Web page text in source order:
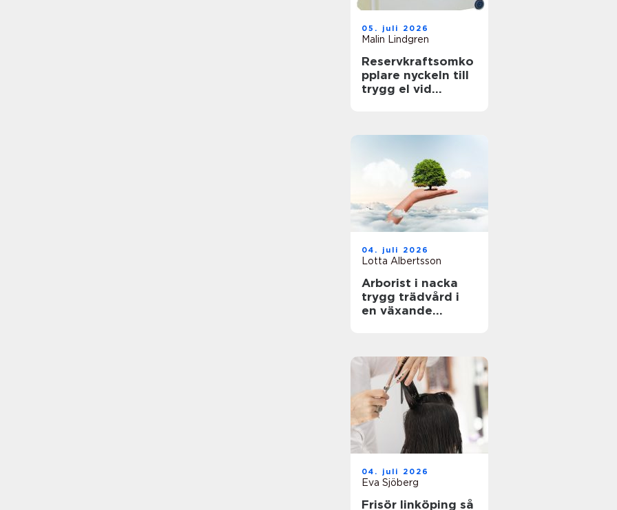
05. juli 2026
Malin Lindgren
Reservkraftsomko
pplare nyckeln till
trygg el vid
04. juli 2026
Lotta Albertsson
Arborist i nacka
trygg trädvård i
en växande
04. juli 2026
Eva Sjöberg
Frisör linköping så